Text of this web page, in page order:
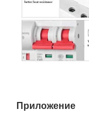
Приложение